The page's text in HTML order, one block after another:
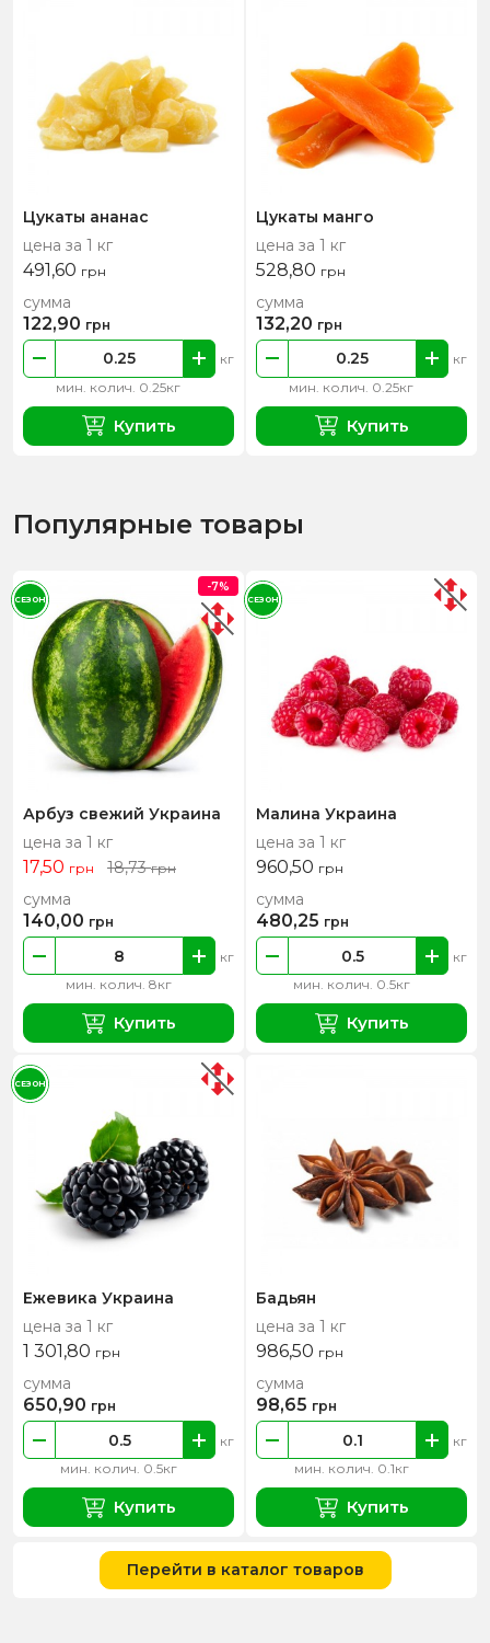
Цукаты ананас
цена за 1 кг
491,60 грн
мин. колич. 0.25кг
кг
сумма
122,90 грн
Купить
Цукаты манго
цена за 1 кг
528,80 грн
мин. колич. 0.25кг
кг
сумма
132,20 грн
Купить
Популярные товары
Арбуз свежий Украина
цена за 1 кг
17,50 грн 18,73грн
мин. колич. 8кг
кг
сумма
140,00 грн
Купить
-7%
СЕЗОН
Малина Украина
цена за 1 кг
960,50 грн
мин. колич. 0.5кг
кг
сумма
480,25 грн
Купить
СЕЗОН
Ежевика Украина
цена за 1 кг
1 301,80 грн
мин. колич. 0.5кг
кг
сумма
650,90 грн
Купить
СЕЗОН
Бадьян
цена за 1 кг
986,50 грн
мин. колич. 0.1кг
кг
сумма
98,65 грн
Купить
Перейти в каталог товаров